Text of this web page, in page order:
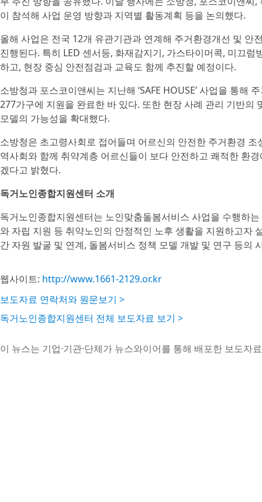
이 참석해 사업 운영 방향과 지역별 활동계획 등을 논의했다.
올해 사업은 전국 12개 유관기관과 연계해 주거환경개선 및 안
진행된다. 특히 LED 센서등, 화재감지기, 가스타이머콕, 미끄
하고, 현장 중심 안전점검과 교육도 함께 추진할 예정이다.
소방청과 포스코이앤씨는 지난해 ‘SAFE HOUSE’ 사업을 통해
277가구에 지원을 완료한 바 있다. 또한 현장 사례 관리 기반
모델의 가능성을 확대했다.
소방청은 초고령사회로 접어들며 어르신의 안전한 주거환경
역사회와 함께 취약계층 어르신들이 보다 안전하고 쾌적한 환
겠다고 밝혔다.
독거노인종합지원센터 소개
독거노인종합지원센터는 노인맞춤돌봄서비스 사업을 수행하
와 자립 지원 등 취약노인의 안정적인 노후 생활을 지원하고자
간 자원 발굴 및 연계, 돌봄서비스 정책 모델 개발 및 연구 등의
웹사이트: http://www.1661-2129.or.kr
보도자료 연락처와 원문보기 >
독거노인종합지원센터 전체 보도자료 보기 >
이 뉴스는 기업·기관·단체가 뉴스와이어를 통해 배포한 보도자